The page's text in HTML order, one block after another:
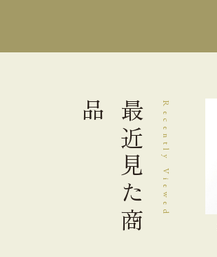
Recently Viewed
最近見た
商
品